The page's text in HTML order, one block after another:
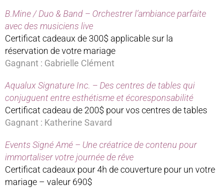
B.Mine / Duo & Band – Orchestrer l’ambiance parfaite
avec des musiciens live
Certificat cadeaux de 300$ applicable sur la
réservation de votre mariage
Gagnant : Gabrielle Clément
Aqualux Signature Inc. – Des centres de tables qui
conjuguent entre esthétisme et écoresponsabilité
Certificat cadeau de 200$ pour vos centres de tables
Gagnant : Katherine Savard
Events Signé Amé – Une créatrice de contenu pour
immortaliser votre journée de rêve
Certificat cadeaux pour 4h de couverture pour un votre
mariage – valeur 690$